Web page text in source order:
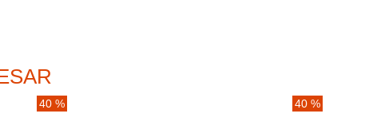
40 % 40 %